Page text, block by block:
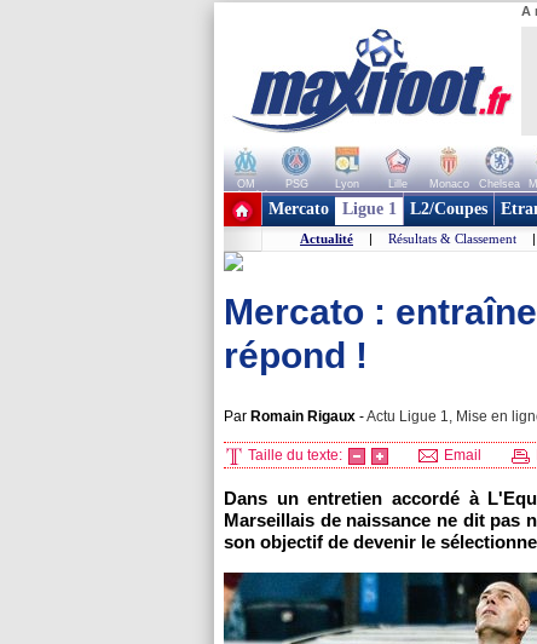
A
OM PSG Lyon Lille Monaco Chelsea
+ de clubs
Mercato Ligue 1 L2/Coupes
Actualité | Résultats & Classement |
Mercato :
répond !
Par Romain Rigaux -Actu Ligue 1, Mise en
Taille du texte: Email
Dans un entretien accordé à
Marseillais de naissance ne dit pas
son objectif de devenir le